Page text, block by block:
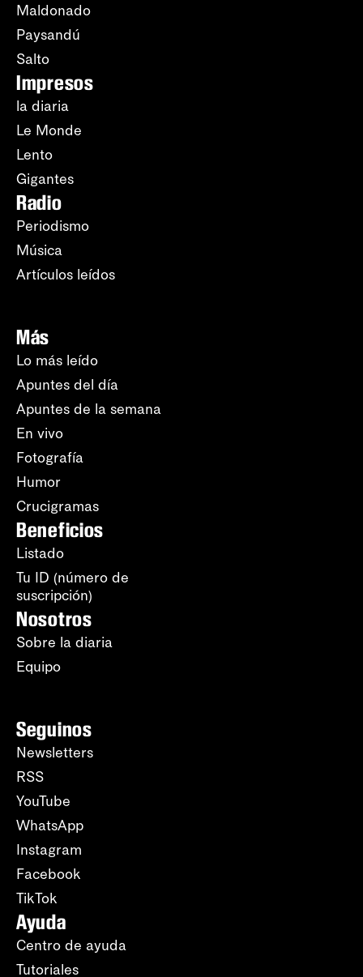
Maldonado
Paysandú
Salto
Impresos
la diaria
Le Monde
Lento
Gigantes
Radio
Periodismo
Música
Artículos leídos
Más
Lo más leído
Apuntes del día
Apuntes de la semana
En vivo
Fotografía
Humor
Crucigramas
Beneficios
Listado
Tu ID (número de
suscripción)
Nosotros
Sobre la diaria
Equipo
Seguinos
Newsletters
RSS
YouTube
WhatsApp
Instagram
Facebook
TikTok
Ayuda
Centro de ayuda
Tutoriales